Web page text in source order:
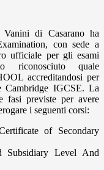
di Casarano ha
con sede a
ufficiale per gli esami
quale
accreditandosi per
Cambridge IGCSE. La
fasi previste per avere
i seguenti corsi:
of Secondary
Subsidiary Level And